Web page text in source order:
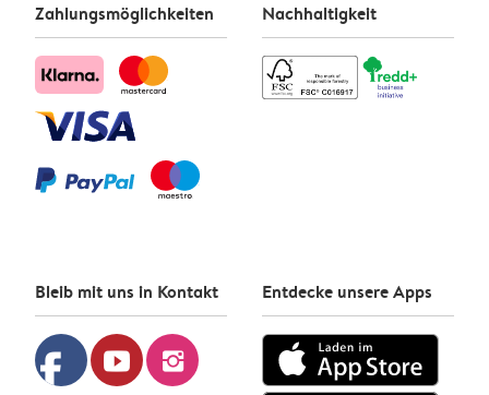
Zahlungsmöglichkeiten Nachhaltigkeit
Bleib mit uns in Kontakt
facebook youtube instagram
Entdecke unsere Apps